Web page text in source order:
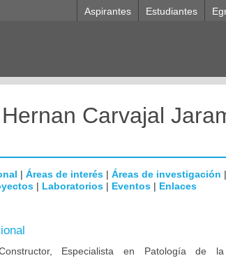
Aspirantes Estudiantes
Carvajal
| Áreas de interés | Áreas de investigación
| Laboratorios | Eventos | Enlaces
Especialista en Patología de